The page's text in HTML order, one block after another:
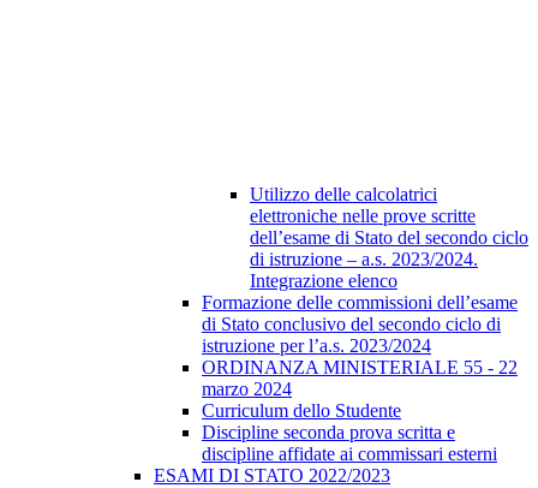
Utilizzo delle calcolatrici
elettroniche nelle prove scritte
dell’esame di Stato del secondo ciclo
di istruzione – a.s. 2023/2024.
Integrazione elenco
Formazione delle commissioni dell’esame
di Stato conclusivo del secondo ciclo di
istruzione per l’a.s. 2023/2024
ORDINANZA MINISTERIALE 55 - 22
marzo 2024
Curriculum dello Studente
Discipline seconda prova scritta e
discipline affidate ai commissari esterni
ESAMI DI STATO 2022/2023